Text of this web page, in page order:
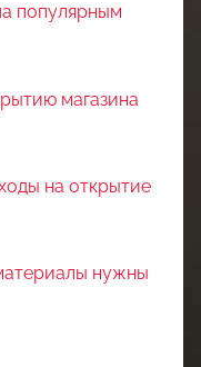
популярным
магазина
на открытие
нужны